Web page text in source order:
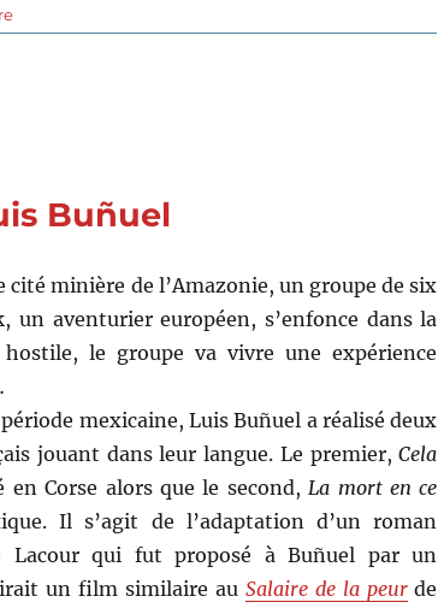
sur
Rafles
ChenalBuñuel
minière de l’Amazonie, un groupe de six
un aventurier européen, s’enfonce dans la
le groupe va vivre une expérience
mexicaine, Luis Buñuel a réalisé deux
jouant dans leur langue. Le premier,Cela
Corse alors que le second,La mort en ce
Il s’agit de l’adaptation d’un roman
Lacour qui fut proposé à Buñuel par un
un film similaire au Salaire de la peurde